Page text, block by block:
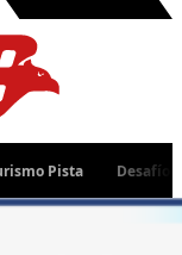
Desafío Ruta 40